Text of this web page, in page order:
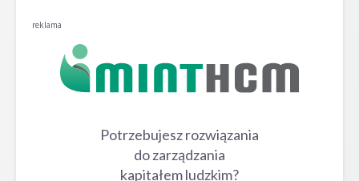
reklama
Potrzebujesz rozwiązania
do zarządzania
kapitałem ludzkim?